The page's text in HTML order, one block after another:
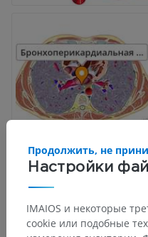
Настройки
Продолжить, не
IMAIOS и некоторые
cookie или подобные